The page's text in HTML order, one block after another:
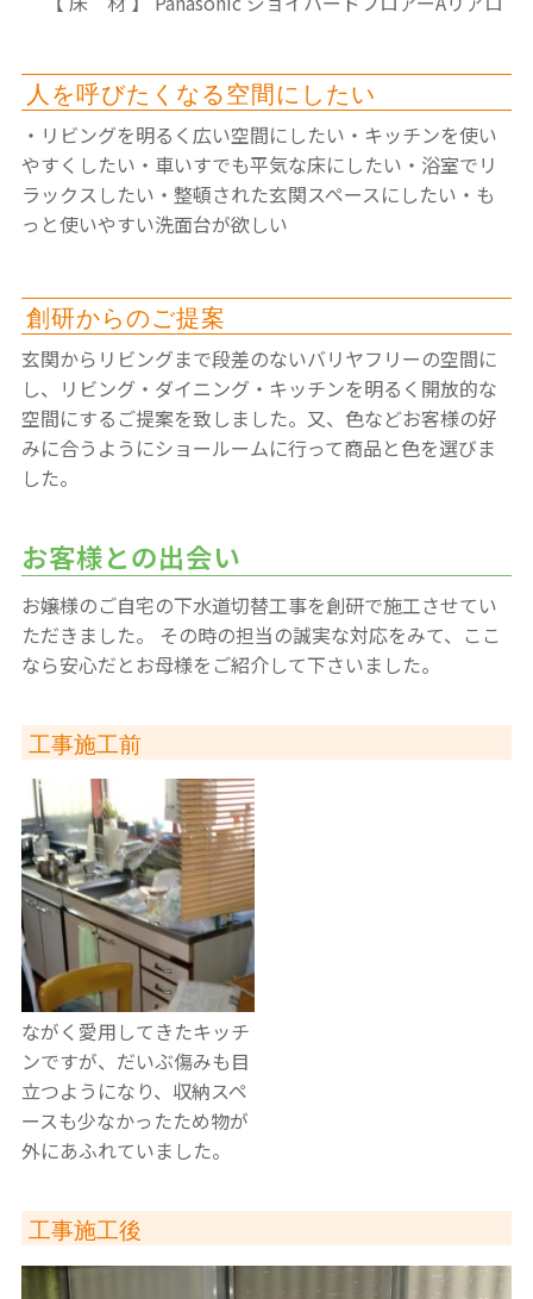
人を呼びたくなる空間にしたい
・リビングを明るく広い空間にしたい ・キッチンを使い
やすくしたい ・車いすでも平気な床にしたい ・浴室でリ
ラックスしたい ・整頓された玄関スペースにしたい ・も
っと使いやすい洗面台が欲しい
創研からのご提案
玄関からリビングまで段差のないバリヤフリーの空間に
し、リビング・ダイニング・キッチンを明るく開放的な
空間にするご提案を致しました。又、色などお客様の好
みに合うようにショールームに行って商品と色を選びま
した。
お客様との出会い
お嬢様のご自宅の下水道切替工事を創研で施工させてい
ただきました。
その時の担当の誠実な対応をみて、ここ
なら安心だとお母様をご紹介して下さいました。
工事施工前
ながく愛用してきたキッチ
ンですが、だいぶ傷みも目
立つようになり、収納スペ
ースも少なかったため物が
外にあふれていました。
工事施工後